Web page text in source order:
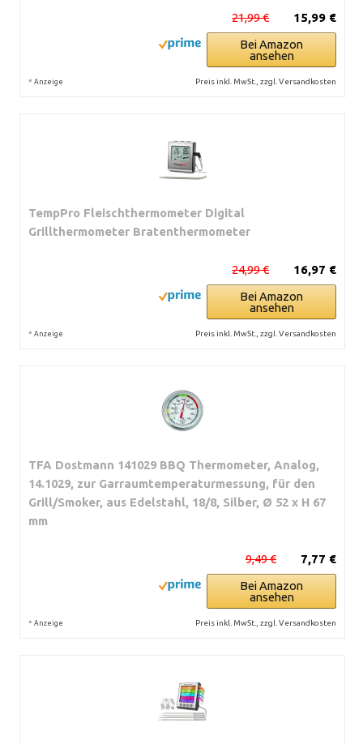
15,99 €
21,99 €
Bei Amazon
ansehen
* Anzeige Preis inkl. MwSt., zzgl. Versandkosten
TempPro Fleischthermometer Digital
Grillthermometer Bratenthermometer
16,97 €
24,99 €
Bei Amazon
ansehen
* Anzeige Preis inkl. MwSt., zzgl. Versandkosten
TFA Dostmann 141029 BBQ Thermometer, Analog,
14.1029, zur Garraumtemperaturmessung, für den
Grill/Smoker, aus Edelstahl, 18/8, Silber, Ø 52 x H 67
mm
7,77 €
9,49 €
Bei Amazon
ansehen
* Anzeige Preis inkl. MwSt., zzgl. Versandkosten